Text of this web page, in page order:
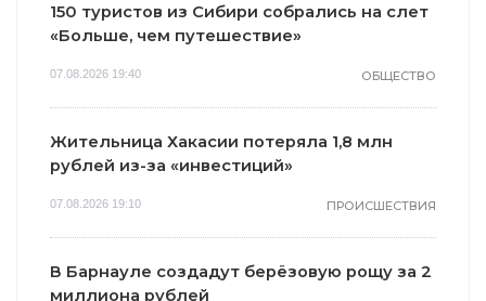
150 туристов из Сибири собрались на слет
«Больше, чем путешествие»
07.08.2026 19:40 ОБЩЕСТВО
Жительница Хакасии потеряла 1,8 млн
рублей из-за «инвестиций»
07.08.2026 19:10 ПРОИСШЕСТВИЯ
В Барнауле создадут берёзовую рощу за 2
миллиона рублей